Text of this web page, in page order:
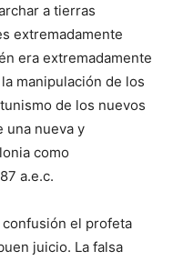
a tierras
extremadamente
era extremadamente
manipulación de los
de los nuevos
una nueva y
como
a.e.c.
confusión el profeta
juicio. La falsa